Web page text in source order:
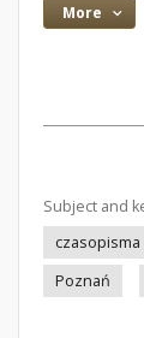
More
Subject and
Poznań